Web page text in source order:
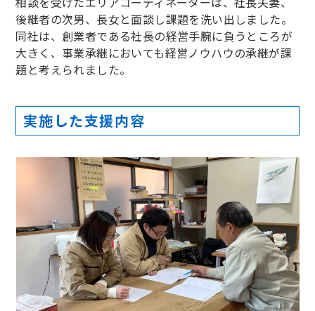
後継者の次男、長女と面談し課題を洗い出しました。
同社は、創業者である社長の経営手腕に負うところが
大きく、事業承継においても経営ノウハウの承継が課
題と考えられました。
実施した支援内容